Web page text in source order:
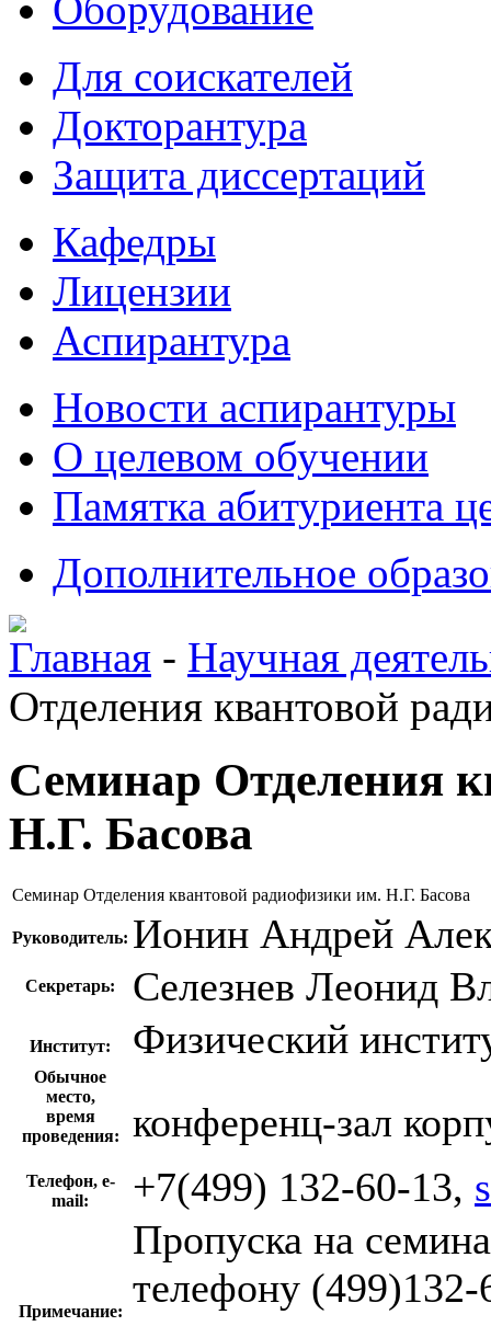
Для соискателей
Докторантура
Защита диссертаций
Кафедры
Лицензии
Аспирантура
Новости аспирантуры
О целевом обучении
Памятка абитуриента
Дополнительное
Главная - Научная
Отделения квантовой
Семинар Отделения
Н.Г. Басова
Семинар Отделения квантовой радиофизики им. Н.Г. Басова
Руководитель: Ионин Андрей
Секретарь: Селезнев Леонид
Институт: Физический
Обычное
место,
время
проведения:
конференц-зал
Телефон, e-
mail:
+7(499) 132-60-13,
Примечание:
Пропуска на
телефону